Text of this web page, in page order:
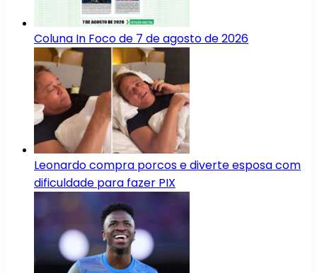
Coluna In Foco de 7 de agosto de 2026
Leonardo compra porcos e diverte esposa com
dificuldade para fazer PIX